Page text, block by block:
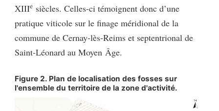
XIIIe siècles. Celles-ci témoignent donc d’une
pratique viticole sur le finage méridional de la
commune de Cernay-lès-Reims et septentrional de
Saint-Léonard au Moyen Âge.
Figure 2. Plan de localisation des fosses sur
l'ensemble du territoire de la zone d'activité.